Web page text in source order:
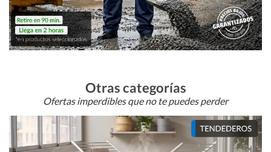
Otras categorías
Ofertas imperdibles que no te puedes perder